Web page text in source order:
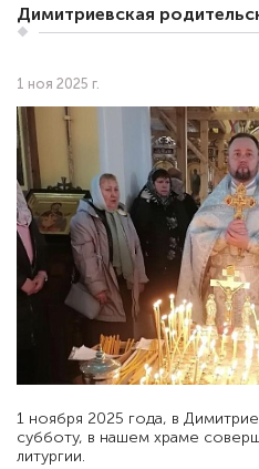
Димитриевская
1 ноя 2025 г.
1 ноября 2025 года, в
субботу, в нашем храме
литургии.